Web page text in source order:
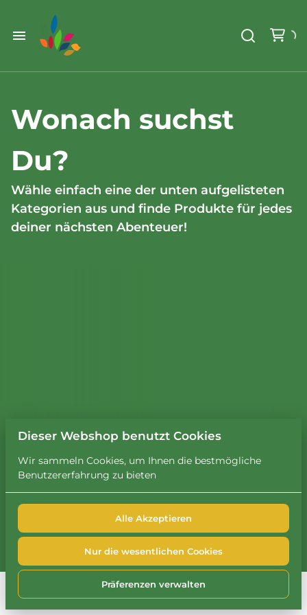
Start
Sortiment
Weihnachten
Werkzeug & Renovierung
Der Verein
Leihregeln
Der Verein
Standorte
Unser Team
Unsere Ziele
Kontakt
Wonach suchst
Du?
Wähle einfach eine der unten aufgelisteten
Kategorien aus und finde Produkte für jedes
deiner nächsten Abenteuer!
2026 Leihbrary. Alle Rechte vorbehalten. |
Powered by Booqable
FAQ
Dieser Webshop benutzt Cookies
Wir sammeln Cookies, um Ihnen die bestmögliche
Benutzererfahrung zu bieten
Alle Akzeptieren
Nur die wesentlichen Cookies
Präferenzen verwalten